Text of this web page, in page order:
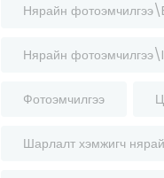
Нярайн
Нярайн
Фотоэмчилгээ
Шарлалт хэмжигч